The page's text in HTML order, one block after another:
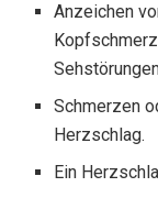
Anzeichen
Schmerzen
Herzschlag.
Ein